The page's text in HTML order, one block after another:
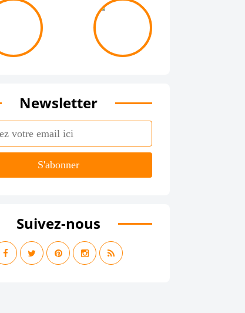
Newsletter
Suivez-nous